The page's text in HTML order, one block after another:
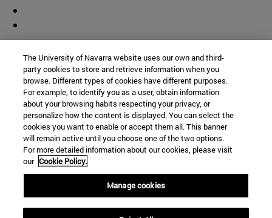
© Universidad de Navarra
Información legal
Accesibilidad
Configuración de cookies
Localizador de campus
The University of Navarra website uses our own and third-
party cookies to store and retrieve information when you
browse. Different types of cookies have different purposes.
For example, to identify you as a user, obtain information
about your browsing habits respecting your privacy, or
personalize how the content is displayed. You can select the
cookies you want to enable or accept them all. This banner
will remain active until you choose one of the two options.
For more detailed information about our cookies, please visit
our Cookie Policy.
Manage cookies